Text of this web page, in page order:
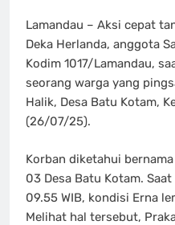
Lamandau – Aksi cepat
Deka Herlanda, anggota
Kodim 1017/Lamandau,
seorang warga yang
Halik, Desa Batu Kotam,
(26/07/25).
Korban diketahui
03 Desa Batu Kotam.
09.55 WIB, kondisi Erna
Melihat hal tersebut,